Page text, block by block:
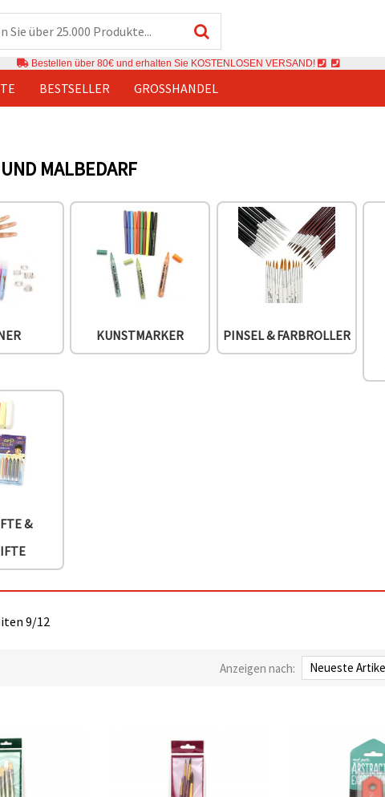
Bestellen über 80€ und erhalten Sie KOSTENLOSEN VERSAND!
BESTSELLER GROSSHANDEL
MALBEDARF
KUNSTMARKER PINSEL & FARBROLLER
&
9/12
Anzeigen nach: